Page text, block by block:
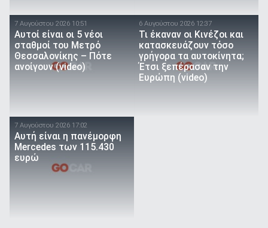
7 Αυγούστου 2026 10:51
Αυτοί είναι οι 5 νέοι
σταθμοί του Μετρό
Θεσσαλονίκης – Πότε
ανοίγουν (video)
6 Αυγούστου 2026 12:37
Τι έκαναν οι Κινέζοι και
κατασκευάζουν τόσο
γρήγορα τα αυτοκίνητα;
Έτσι ξεπέρασαν την
Ευρώπη (video)
7 Αυγούστου 2026 17:02
Αυτή είναι η πανέμορφη
Mercedes των 115.430
ευρώ